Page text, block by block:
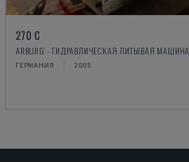
270 C
ARBURG - ГИДРАВЛИЧЕСКАЯ ЛИТЬЕВАЯ МАШИНА
ГЕРМАНИЯ 2005